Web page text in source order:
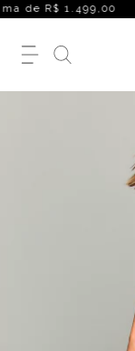
de R$ 1.499,00